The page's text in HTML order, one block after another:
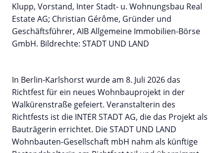
Klupp, Vorstand, Inter Stadt- u. Wohnungsbau Real
Estate AG; Christian Gérôme, Gründer und
Geschäftsführer, AIB Allgemeine Immobilien-Börse
GmbH. Bildrechte: STADT UND LAND
In Berlin-Karlshorst wurde am 8. Juli 2026 das
Richtfest für ein neues Wohnbauprojekt in der
Walkürenstraße gefeiert. Veranstalterin des
Richtfests ist die INTER STADT AG, die das Projekt als
Bauträgerin errichtet. Die STADT UND LAND
Wohnbauten-Gesellschaft mbH nahm als künftige